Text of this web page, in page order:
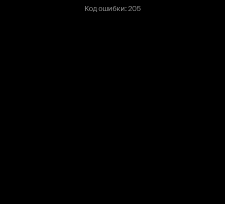
Код ошибки: 205